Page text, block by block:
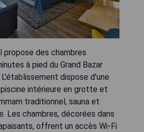
propose des chambres
à pied du Grand Bazar
dispose d'une
intérieure en grotte et
traditionnel, sauna et
Les chambres, décorées dans
offrent un accès Wi-Fi